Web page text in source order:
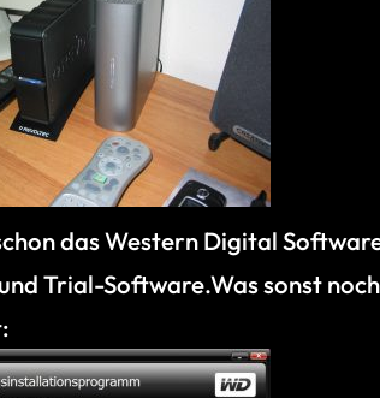
das Western Digital
Trial-Software.Was sonst